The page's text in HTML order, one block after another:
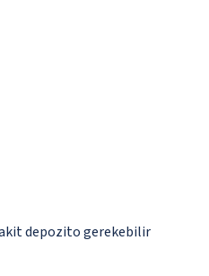
depozito gerekebilir